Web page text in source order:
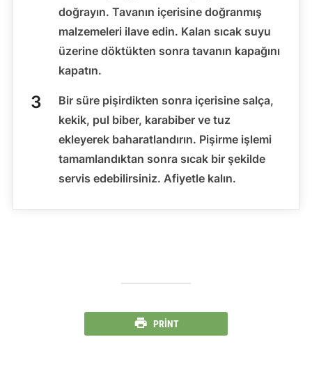
doğrayın. Tavanın içerisine doğranmış
malzemeleri ilave edin. Kalan sıcak suyu
üzerine döktükten sonra tavanın kapağını
kapatın.
Bir süre pişirdikten sonra içerisine salça,
kekik, pul biber, karabiber ve tuz
ekleyerek baharatlandırın. Pişirme işlemi
tamamlandıktan sonra sıcak bir şekilde
servis edebilirsiniz. Afiyetle kalın.
PRINT